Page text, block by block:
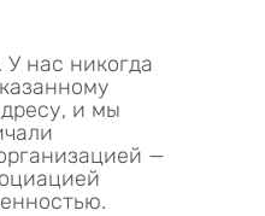
нас никогда
и мы
—